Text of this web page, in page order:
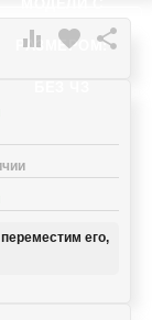
РАЗМЕРОМ:
 favorite 
его,